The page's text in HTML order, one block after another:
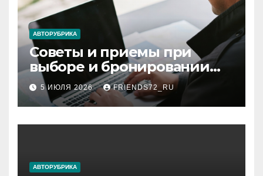
АВТОРУБРИКА
Советы и приемы при
выборе и бронировании
авиабилетов
5 ИЮЛЯ 2026 FRIENDS72_RU
АВТОРУБРИКА